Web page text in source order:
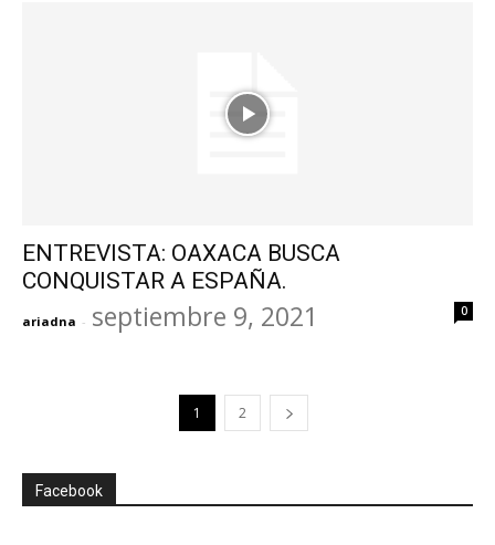
ENTREVISTA: OAXACA BUSCA
CONQUISTAR A ESPAÑA.
ariadna - septiembre 9, 2021 0
1 2
Facebook